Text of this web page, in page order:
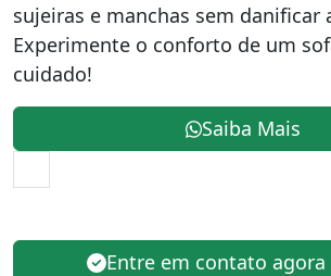
sujeiras e manchas sem danificar
Experimente o conforto de um
cuidado!
Saiba Mais
Entre em contato agora